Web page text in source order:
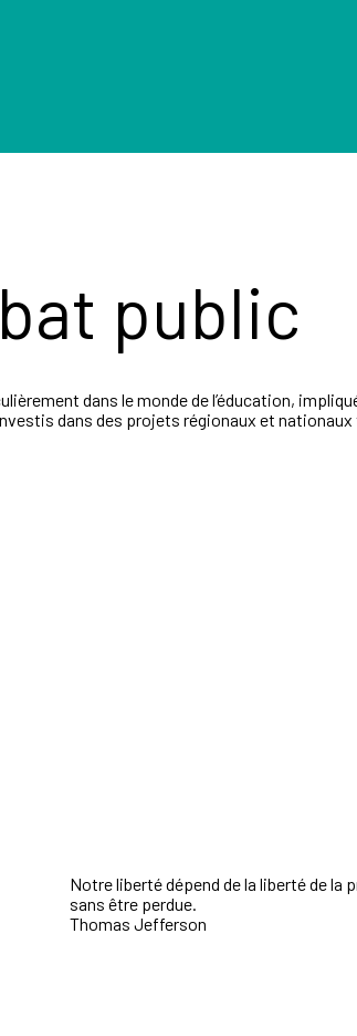
public
dans le monde de l’éducation,
dans des projets régionaux et
Notre liberté dépend de la liberté de la
sans être perdue.
Thomas Jefferson